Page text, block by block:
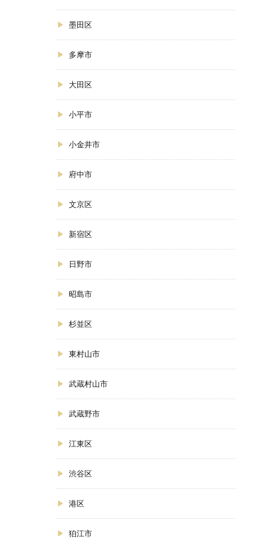
墨田区
多摩市
大田区
小平市
小金井市
府中市
文京区
新宿区
日野市
昭島市
杉並区
東村山市
武蔵村山市
武蔵野市
江東区
渋谷区
港区
狛江市